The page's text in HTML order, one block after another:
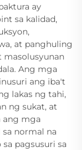
ay
sa kalidad,
at panghuling
Ang mga
ang iba't
lakas ng tahi,
ng sukat, at
ang mga
normal na
pagsusuri sa